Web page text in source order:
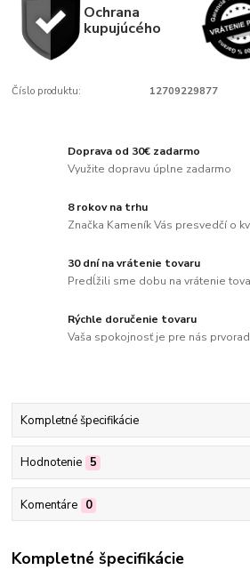
Ochrana
kupujúcého
Číslo produktu: 12709229877
Doprava od 30€ zadarmo
Využite dopravu úplne zadarmo
8 rokov na trhu
Značka Kameník Vás presvedčí o
30 dní na vrátenie tovaru
Predĺžili sme dobu na vrátenie
Rýchle doručenie tovaru
Vaša spokojnosť je pre nás
Kompletné špecifikácie
Hodnotenie 5
Komentáre 0
Kompletné špecifikácie